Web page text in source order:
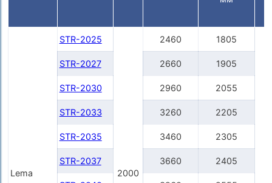
Lema
STR-2025
2000
2460 1805
STR-2027 2660 1905
STR-2030 2960 2055
STR-2033 3260 2205
STR-2035 3460 2305
STR-2037 3660 2405